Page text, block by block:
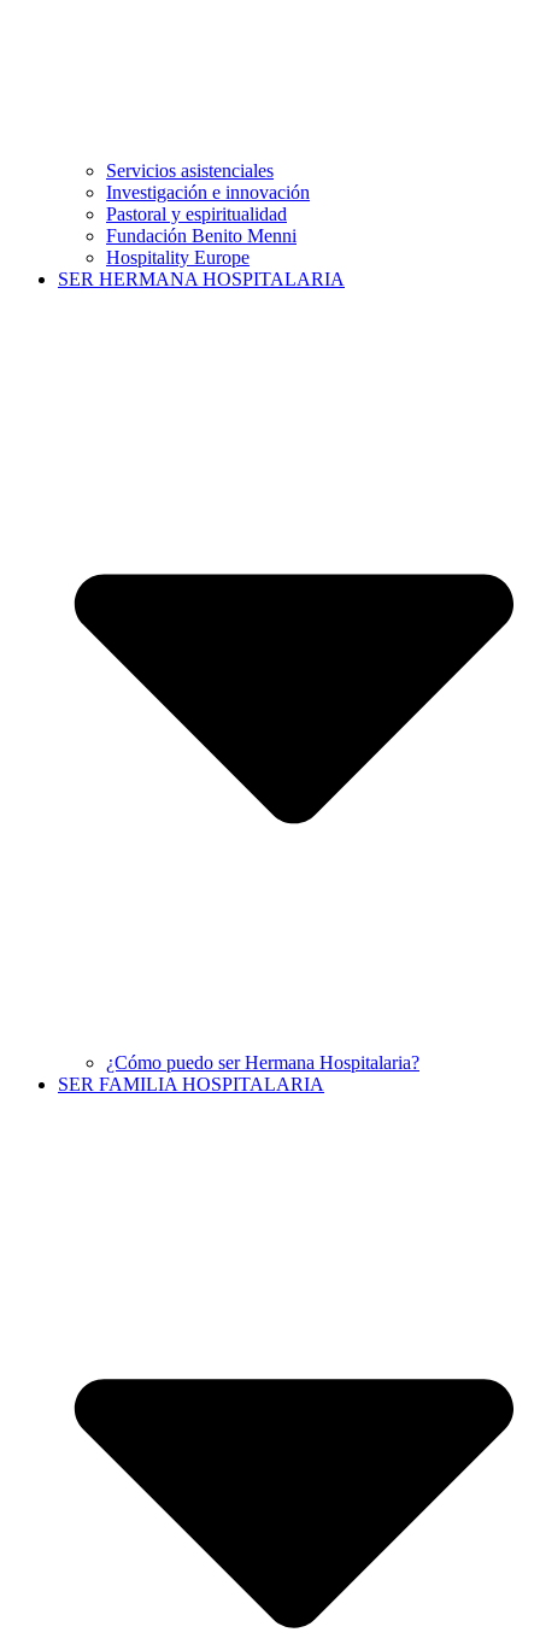
Servicios asistenciales
Investigación e innovación
Pastoral y espiritualidad
Fundación Benito Menni
Hospitality Europe
SER HERMANA HOSPITALARIA
¿Cómo puedo ser Hermana Hospitalaria?
SER FAMILIA HOSPITALARIA